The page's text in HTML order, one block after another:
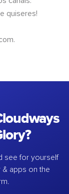
quiseres!
.
see for yourself
apps on the